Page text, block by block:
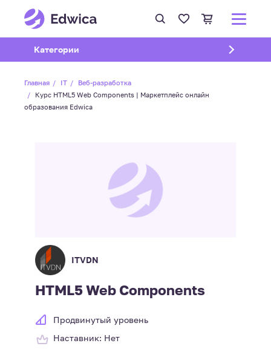
Открыть подменю
Категории
Главная IT
Веб-разработка
Курс HTML5 Web Components | Маркетплейс онлайн
образования Edwica
ITVDN
HTML5 Web Components
Продвинутый уровень
Наставник: Нет